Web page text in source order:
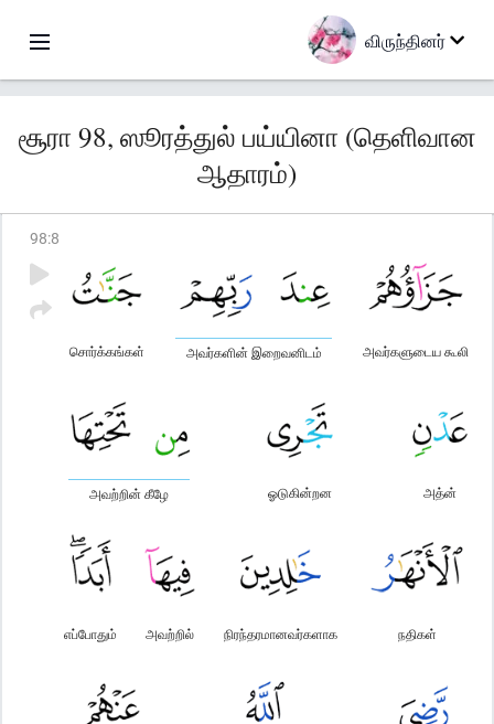
விருந்தினர்
சூரா 98, ஸூரத்துல் பய்யினா (தெளிவான
ஆதாரம்)
98:8
அவர்களுடைய கூலி
அவர்களின் இறைவனிடம்
சொர்க்கங்கள்
அத்ன்
ஓடுகின்றன
அவற்றின் கீழே
நதிகள்
நிரந்தரமானவர்களாக
அவற்றில்
எப்போதும்